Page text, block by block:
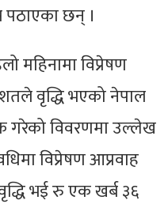
पठाएका छन् ।
महिनामा विप्रेषण
वृद्धि भएको नेपाल
गरेको विवरणमा उल्लेख
विप्रेषण आप्रवाह
भई रु एक खर्ब ३६